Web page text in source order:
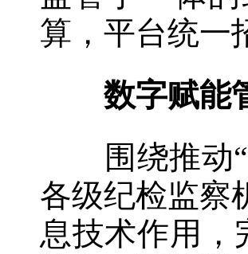
算，平台统一
数字赋能
围绕推动“
各级纪检监察
息技术作用，